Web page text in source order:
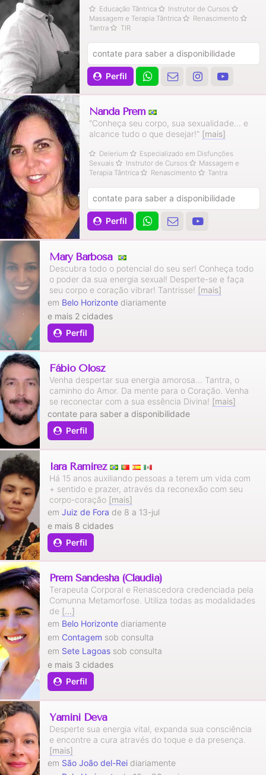
Educação Tântrica
Instrutor de Cursos
Massagem e Terapia Tântrica
Renascimento
Tantra
TIR
Perfil
contate para saber a disponibilidade
Nanda Prem
"Conheça seu corpo, sua sexualidade... e
alcance tudo o que desejar!" [mais]
Delerium
Especializado em Disfunções
Sexuais
Instrutor de Cursos
Massagem e
Terapia Tântrica
Renascimento Tantra
Perfil
contate para saber a disponibilidade
Mary Barbosa
Descubra todo o potencial do seu ser! Conheça todo
o poder da sua energia sexual! Desperte-se e faça
seu corpo e coração vibrar! Tantrisse! [mais]
Perfil
em Belo Horizontediariamente
e mais 2 cidades
Fábio Olosz
Venha despertar sua energia amorosa... Tantra, o
caminho do Amor. Da mente para o Coração. Venha
se reconectar com a sua essência Divina! [mais]
Perfil
contate para saber a disponibilidade
Iara Ramirez
Há 15 anos auxiliando pessoas a terem um vida com
+ sentido e prazer, através da reconexão com seu
corpo-coração [mais]
Perfil
em Juiz de Fora de 8 a 13-jul
e mais 8 cidades
Prem Sandesha (Claudia)
Terapeuta Corporal e Renascedora credenciada pela
Comunna Metamorfose. Utiliza todas as modalidades
de [...]
Perfil
em Belo Horizontediariamente
em Contagem sob consulta
em Sete Lagoassob consulta
e mais 3 cidades
Yamini Deva
Desperte sua energia vital, expanda sua consciência
e encontre a cura através do toque e da presença.
[mais]
em São João del-Reidiariamente